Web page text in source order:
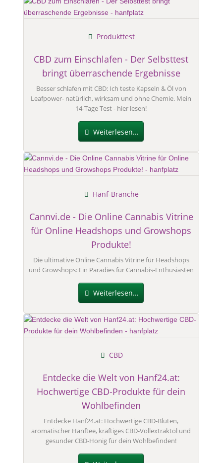
CBD zum Einschlafen - Der Selbsttest
bringt überraschende Ergebnisse
Produkttest
Besser schlafen mit CBD: Ich teste Kapseln & Öl von
Leafpower- natürlich, wirksam und ohne Chemie. Mein
14-Tage Test - hier lesen!
Weiterlesen...
Cannvi.de - Die Online Cannabis Vitrine
für Online Headshops und Growshops
Produkte!
Hanf-Branche
Die ultimative Online Cannabis Vitrine für Headshops
und Growshops: Ein Paradies für Cannabis-Enthusiasten
Weiterlesen...
Entdecke die Welt von Hanf24.at:
Hochwertige CBD-Produkte für dein
Wohlbefinden
CBD
Entdecke Hanf24.at: Hochwertige CBD-Blüten,
aromatischer Hanftee, kräftiges CBD-Vollextraktöl und
gesunder CBD-Honig für dein Wohlbefinden!